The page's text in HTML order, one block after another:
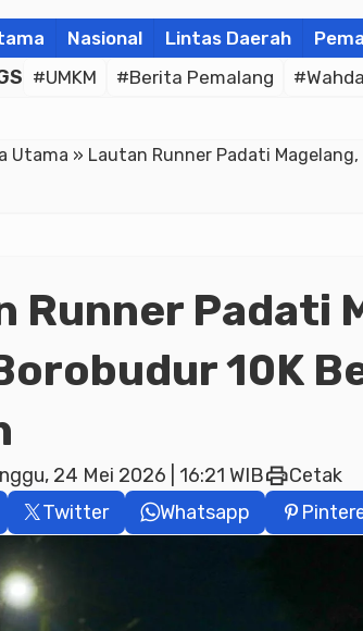
Nasional Lintas Daerah
#UMKM #Berita Pemalang
Utama » Lautan Runner Padati
Runner Padati
10K
24 Mei 2026 | 16:21 WIBprintCetak
Twitter Whatsapp